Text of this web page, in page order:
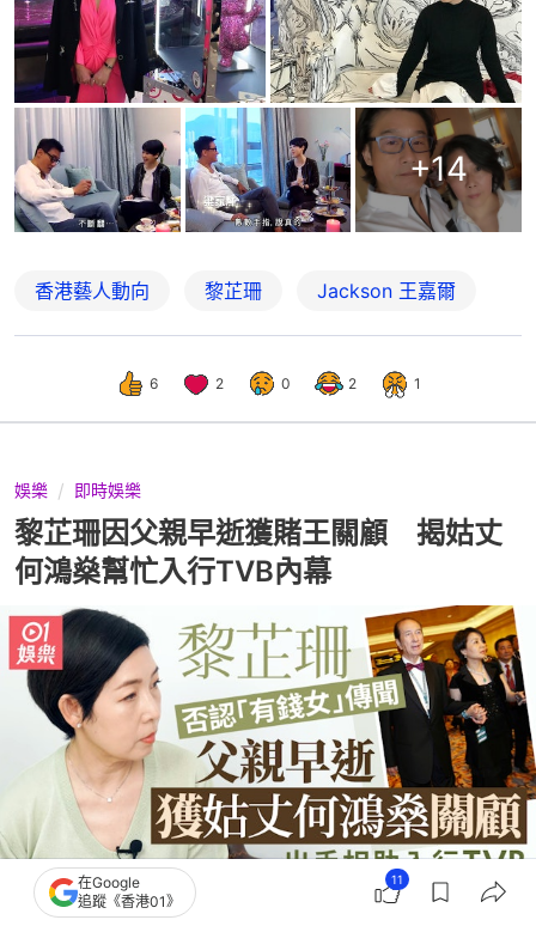
+14
香港藝人動向 黎芷珊 Jackson 王嘉爾
6 2 0 2 1
娛樂 即時娛樂
黎芷珊因父親早逝獲賭王關顧 揭姑丈
何鴻燊幫忙入行TVB內幕
撰文：亞瑟
在Google
追蹤《香港01》
11